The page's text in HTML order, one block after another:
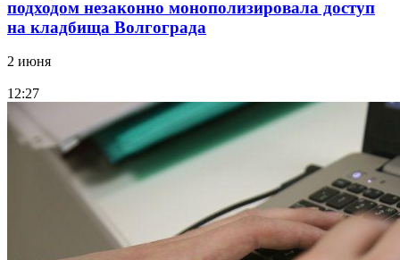
подходом незаконно монополизировала доступ
на кладбища Волгограда
2 июня
12:27